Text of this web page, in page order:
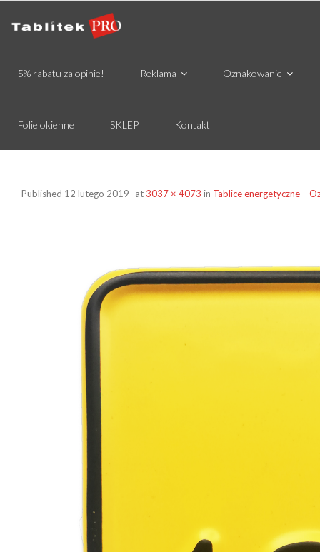
5% rabatu za opinie! Reklama Oznakowanie
Folie okienne SKLEP Kontakt
Published 12 lutego 2019 at3037 × 4073 in Tablice energetyczne –